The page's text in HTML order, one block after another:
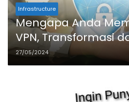
Infrastructure
Mengapa Anda
VPN, Transformasi
Tidak Dikenal
27/05/2024